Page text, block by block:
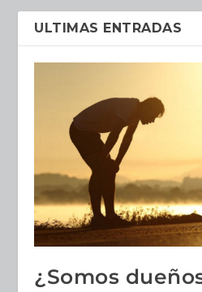
ULTIMAS ENTRADAS
¿Somos